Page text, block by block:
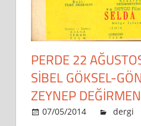
PERDE 22
SİBEL GÖKSEL-
ZEYNEP
07/05/2014 admin
dergi